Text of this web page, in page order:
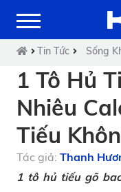
Tin Tức Sống
1 Tô Hủ
Nhiêu
Tiếu
Tác giả: Thanh
1 tô hủ tiếu gõ